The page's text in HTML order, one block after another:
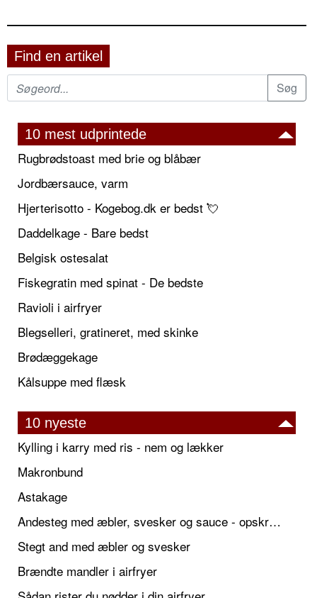
Find en artikel
10 mest udprintede
Rugbrødstoast med brie og blåbær
Jordbærsauce, varm
Hjerterisotto - Kogebog.dk er bedst 💘
Daddelkage - Bare bedst
Belgisk ostesalat
Fiskegratin med spinat - De bedste
Ravioli i airfryer
Blegselleri, gratineret, med skinke
Brødæggekage
Kålsuppe med flæsk
10 nyeste
Kylling i karry med ris - nem og lækker
Makronbund
Astakage
Andesteg med æbler, svesker og sauce - opskrift også til jul
Stegt and med æbler og svesker
Brændte mandler i airfryer